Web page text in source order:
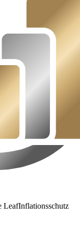
LeafInflationsschutz